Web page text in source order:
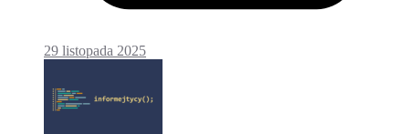
29 listopada 2025